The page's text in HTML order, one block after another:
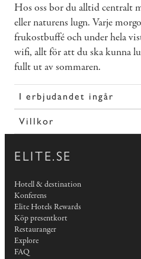
Hos oss bor du alltid centralt
eller naturens lugn. Varje
frukostbuffé och under hela
wifi, allt för att du ska kunna
fullt ut av sommaren.
I erbjudandet ingår
Villkor
ELITE.SE
Hotell & destination
Konferens
Elite Hotels Rewards
Köp presentkort
Restauranger
Explore
FAQ